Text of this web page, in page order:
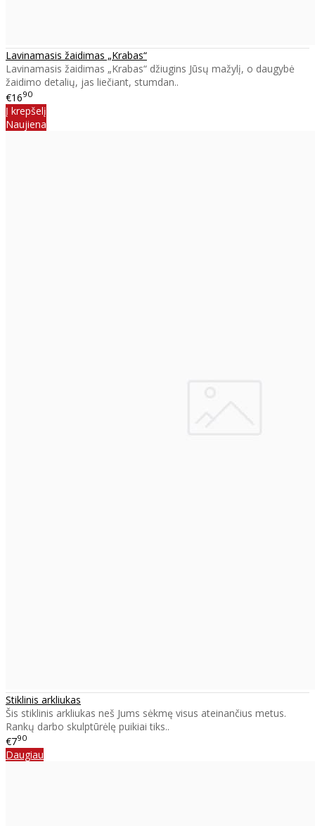
Lavinamasis žaidimas „Krabas“
Lavinamasis žaidimas „Krabas“ džiugins Jūsų mažylį, o daugybė
žaidimo detalių, jas liečiant, stumdan..
€1690
Į krepšelį
Naujiena
Stiklinis arkliukas
Šis stiklinis arkliukas neš Jums sėkmę visus ateinančius metus.
Rankų darbo skulptūrėlę puikiai tiks..
€790
Daugiau